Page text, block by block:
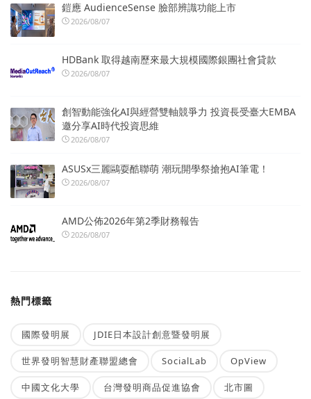
鎧應 AudienceSense 臉部辨識功能上市
2026/08/07
HDBank 取得越南歷來最大規模國際銀團社會貸款
2026/08/07
創智動能強化AI與經營雙軸競爭力 投資長受臺大EMBA
邀分享AI時代投資思維
2026/08/07
ASUSx三麗鷗耍酷聯萌 潮玩開學祭搶抱AI筆電！
2026/08/07
AMD公佈2026年第2季財務報告
2026/08/07
熱門標籤
國際發明展 JDIE日本設計創意暨發明展
世界發明智慧財產聯盟總會 SocialLab OpView
中國文化大學 台灣發明商品促進協會 北市圖